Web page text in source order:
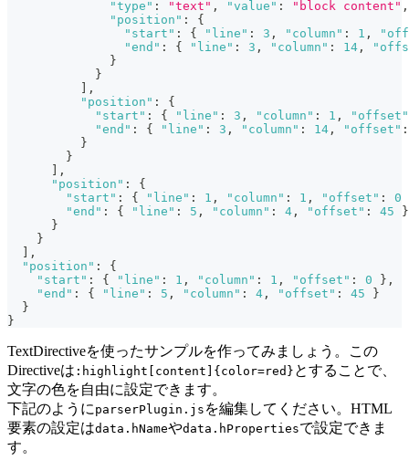
"type" : "text" , "value" : "block content" ,
"position" :
{
"start" : { "line" : 3 , "column" : 1 ,
"end" : { "line" : 3 , "column" : 14 ,
}
}
,
"position" :
{
"start" : { "line" : 3 , "column" : 1 ,
"offset"
"end" : { "line" : 3 , "column" : 14 , "offset" :
}
}
,
"position" :
{
"start" : { "line" : 1 , "column" : 1 , "offset" :
0
"end" : { "line" : 5 , "column" : 4 , "offset" : 45
}
}
}
,
"position" :
{
"start" : { "line" : 1 , "column" : 1 , "offset" : 0 } ,
"end" : { "line" : 5 , "column" : 4 , "offset" : 45
}
}
}
TextDirectiveを使ったサンプルを作ってみましょう。この
Directiveは :highlight[content]{color=red} とすることで、
文字の色を自由に設定できます。
下記のように parserPlugin.js を編集してください。HTML
要素の設定はdata.hNameやdata.hPropertiesで設定できま
す。